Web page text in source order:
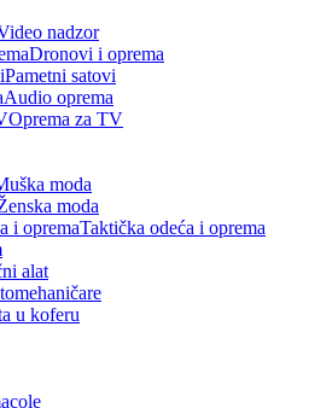
nadzor
Dronovi i oprema
Pametni satovi
Audio oprema
Oprema za TV
moda
moda
Taktička odeća i oprema
alat
u koferu